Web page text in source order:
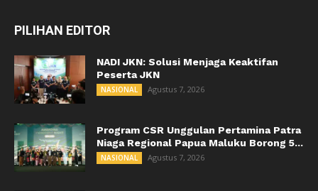
PILIHAN EDITOR
NADI JKN: Solusi Menjaga Keaktifan
Peserta JKN
NASIONAL Agustus 7, 2026
Program CSR Unggulan Pertamina Patra
Niaga Regional Papua Maluku Borong 5...
NASIONAL Agustus 7, 2026